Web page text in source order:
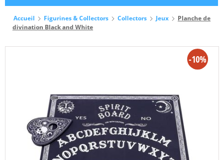
Accueil Figurines & Collectors Collectors Jeux
Planche de
divination Black and White
-10%